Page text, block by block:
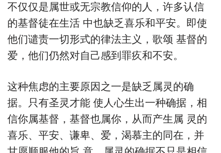
不仅仅是属世或无宗教信仰的人，许多认信
的基督徒在生活 中也缺乏喜乐和平安。即使
他们谴责一切形式的律法主义，歌颂 基督的
爱，他们仍然对自己感到罪疚和不安。
这种焦虑的主要原因之一是缺乏属灵的确
据。只有圣灵才能 使人心生出一种确据，相
信你属基督，基督也属你，从而产生属 灵的
喜乐、平安、谦卑、爱，渴慕主的同在，并